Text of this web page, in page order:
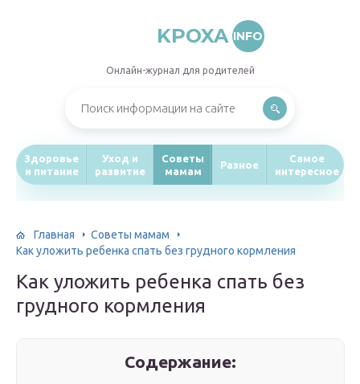
KPOXA INFO
Онлайн-журнал для родителей
Здоровье
и питание
Уход и
развитие
Советы
мамам
Разное
Самое
интересное
Главная
Советы мамам
Как уложить ребенка спать без грудного кормления
Как уложить ребенка спать без
грудного кормления
Содержание: